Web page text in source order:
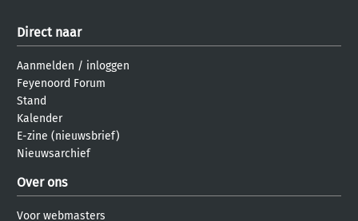
Direct naar
Aanmelden / inloggen
Feyenoord Forum
Stand
Kalender
E-zine (nieuwsbrief)
Nieuwsarchief
Over ons
Voor webmasters